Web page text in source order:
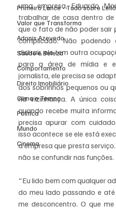
Primeiro Lance - Tudo sobre
Valor que Transforma
Adonis Azevedo
Saúde e Beleza
Comportamento
Direito Imobiliário
Clima e Tempo
Política
Mundo
Cinema
uma empresa, Eduardo
trabalhar de casa dentro
que o fato de não poder sair
complicado. Não
distrair, ele tem outra
para a área de mídia e
jornalista, ele precisa se
dos sobrinhos pequenos ou
na vizinhança. A única
quando recebe muita
precisa apurar com
isso acontece se ele está
a empresa que presta
não se confundir nas funções.
"Eu lido bem com qualquer
do meu lado passando e
me desconcentro. O que